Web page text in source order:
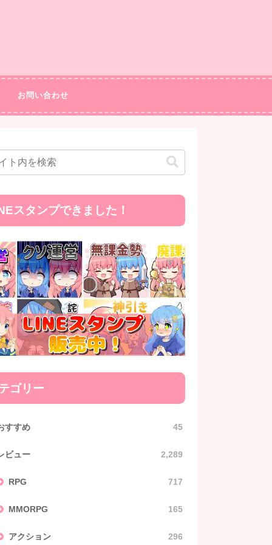
お問い合わせ
スタンプできました！
ゴリー
すすめ 45
ビュー 2,289
RPG 717
MMORPG 165
アクション 296